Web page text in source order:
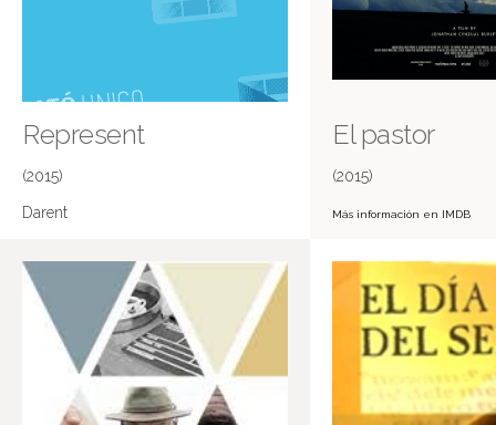
Represent
(2015)
Darent
El pastor
(2015)
Más información en IMDB